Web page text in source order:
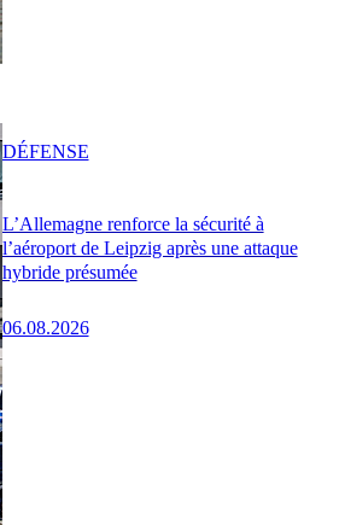
L’Allemagne renforce la sécurité à
l’aéroport de Leipzig après une attaque
hybride présumée
06.08.2026
DÉFENSE